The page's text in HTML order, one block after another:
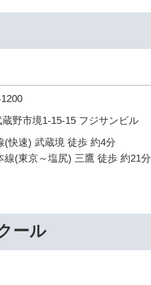
野市境1-15-15 フジサンビル
(快速) 武蔵境 徒歩 約4分
線(東京～塩尻) 三鷹 徒歩 約21分
ール